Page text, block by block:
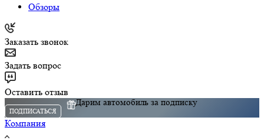
Обзоры
Заказать звонок
Задать вопрос
Оставить отзыв
Дарим автомобиль за подписку
ПОДПИСАТЬСЯ
Компания